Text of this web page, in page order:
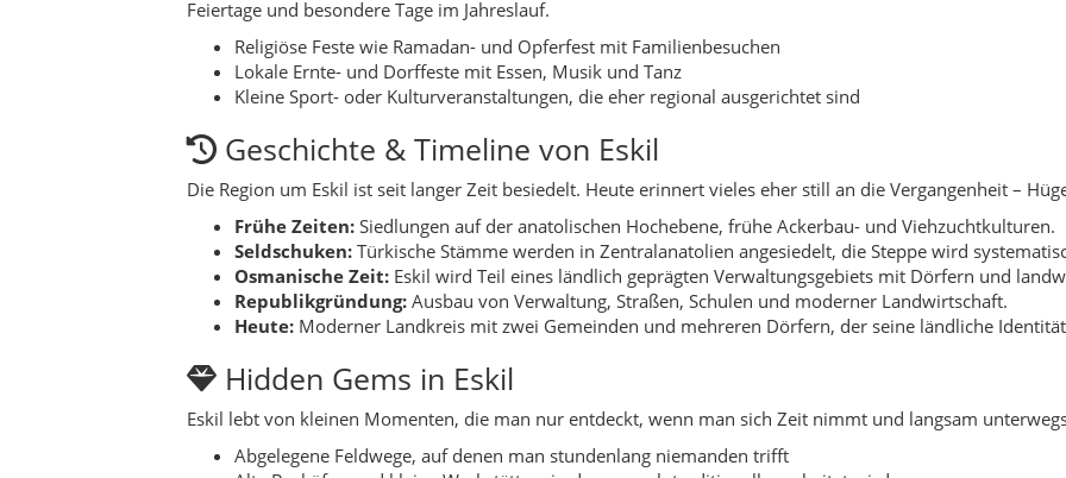
Hidden Gems in Eskil
Eskil lebt von kleinen Momenten, die man nur entdeckt, wenn man sich Zeit nimmt und langsam unterwegs
Abgelegene Feldwege, auf denen man stundenlang niemanden trifft
Alte Backöfen und kleine Werkstätten, in denen noch traditionell gearbeitet wird
Schilfufer und Felder, die sich bei Sonnenuntergang in goldene Flächen verwandeln
Beobachtungspunkte, von denen aus man die Weite der Steppe besonders gut spürt
Legenden aus Eskil
Eine oft erzählte Geschichte spricht von einem Hirten, der jede Nacht allein mit seiner Herde hinaus in die
an Sternen und Wind. Man sagt, dass er sein Dorf von einer großen Dürre bewahrt hat, weil er im
vom „Flüstern des Windes“.
In einer anderen Erzählung heißt es, dass die Steppe Menschen prüft: Wer nur schnellen Erfolg sucht,
den Menschen respektvoll begegnet, dem schenkt Eskil einen klareren Blick auf das eigene Leben.
Sagen der Steppe